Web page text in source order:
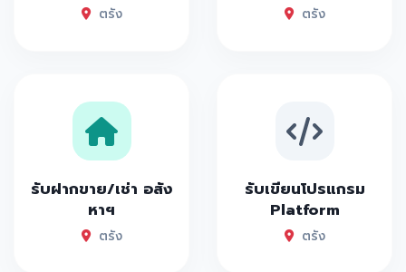
ตรัง ตรัง
รับฝากขาย/เช่า อสัง
หาฯ
ตรัง
รับเขียนโปรแกรม
Platform
ตรัง